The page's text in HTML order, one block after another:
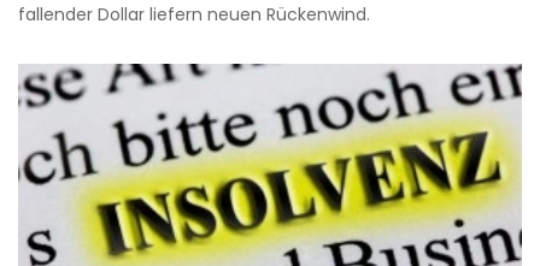
fallender Dollar liefern neuen Rückenwind.